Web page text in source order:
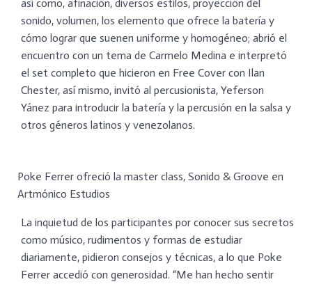
así como, afinación, diversos estilos, proyección del
sonido, volumen, los elemento que ofrece la batería y
cómo lograr que suenen uniforme y homogéneo; abrió el
encuentro con un tema de Carmelo Medina e interpretó
el set completo que hicieron en Free Cover con Ilan
Chester, así mismo, invitó al percusionista, Yeferson
Yánez para introducir la batería y la percusión en la salsa y
otros géneros latinos y venezolanos.
Poke Ferrer ofreció la master class, Sonido & Groove en
Artmónico Estudios
La inquietud de los participantes por conocer sus secretos
como músico, rudimentos y formas de estudiar
diariamente, pidieron consejos y técnicas, a lo que Poke
Ferrer accedió con generosidad. “Me han hecho sentir